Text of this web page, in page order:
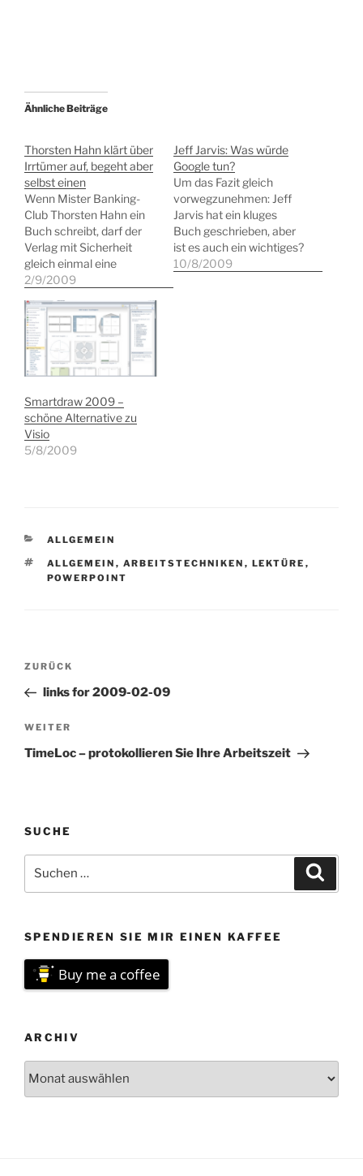
Ähnliche Beiträge
Thorsten Hahn klärt über
Irrtümer auf, begeht aber
selbst einen
Wenn Mister Banking-
Club Thorsten Hahn ein
Buch schreibt, darf der
Verlag mit Sicherheit
gleich einmal eine
niedrige vierstellige
da sich sein
unmittelbares Netzwerk
bestimmt dafür
interessieren dürfte.
Versprochen wird auf
von Kontakten, die Sie
weiterbringen und vor
allem die Vermeidung
von 77 Irrtümern des…
2/9/2009
Jeff Jarvis: Was würde
Google tun?
Um das Fazit gleich
vorwegzunehmen: Jeff
Jarvis hat ein kluges
Buch geschrieben, aber
ist es auch ein wichtiges?
"Was würde Google tun"
10/8/2009
Smartdraw 2009 –
schöne Alternative zu
Visio
5/8/2009
KATEGORIEN
ALLGEMEIN
SCHLAGWÖRTER
ALLGEMEIN , ARBEITSTECHNIKEN , LEKTÜRE ,
POWERPOINT
Beitragsnavigation
Vorheriger
Beitrag
ZURÜCK
links for 2009-02-09
Nächster
Beitrag
WEITER
TimeLoc – protokollieren Sie Ihre Arbeitszeit
SUCHE
nach:
SPENDIEREN SIE MIR EINEN KAFFEE
Buy me a coffee
ARCHIV